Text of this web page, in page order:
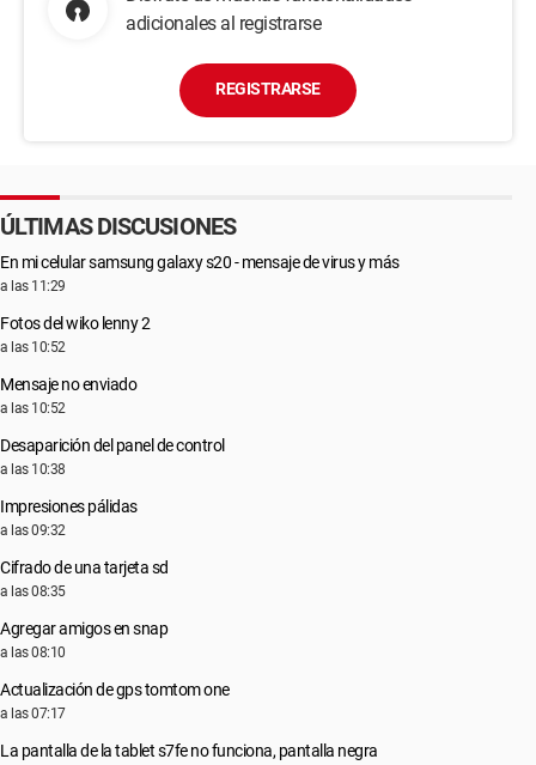
adicionales al registrarse
REGISTRARSE
ÚLTIMAS DISCUSIONES
En mi celular samsung galaxy s20 - mensaje de virus y más
a las 11:29
Fotos del wiko lenny 2
a las 10:52
Mensaje no enviado
a las 10:52
Desaparición del panel de control
a las 10:38
Impresiones pálidas
a las 09:32
Cifrado de una tarjeta sd
a las 08:35
Agregar amigos en snap
a las 08:10
Actualización de gps tomtom one
a las 07:17
La pantalla de la tablet s7fe no funciona, pantalla negra